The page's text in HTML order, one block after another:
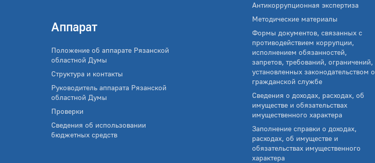
Аппарат
Положение об аппарате Рязанской
областной Думы
Структура и контакты
Руководитель аппарата Рязанской
областной Думы
Проверки
Сведения об использовании
бюджетных средств
Антикоррупционная экспертиза
Методические материалы
Формы документов, связанных с
противодействием коррупции,
исполнением обязанностей,
запретов, требований, ограничений,
установленных законодательством о
гражданской службе
Сведения о доходах, расходах, об
имуществе и обязательствах
имущественного характера
Заполнение справки о доходах,
расходах, об имуществе и
обязательствах имущественного
характера